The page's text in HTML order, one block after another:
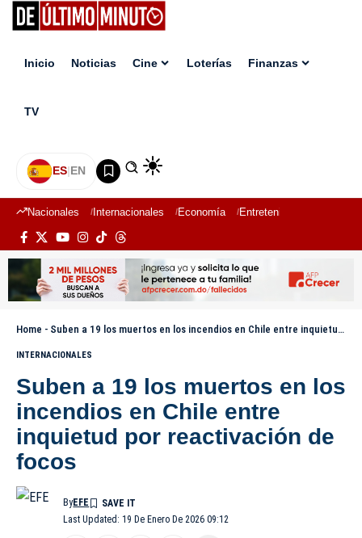
Inicio Noticias Cine Loterías Finanzas
TV
ES|EN
Nacionales Internacionales Economía Entretenimiento
Home - Suben a 19 los muertos en los incendios en Chile entre inquietud por reactivación de focos
INTERNACIONALES
Suben a 19 los muertos en los
incendios en Chile entre
inquietud por reactivación de
focos
Last Updated: 19 De Enero De 2026 09:12
ByEFE